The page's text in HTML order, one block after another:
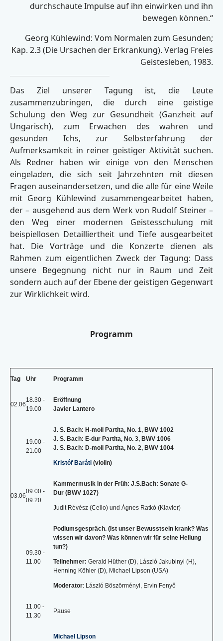
durchschaute Impulse auf ihn einwirken und ihn
bewegen können.“
Georg Kühlewind: Vom Normalen zum Gesunden;
Kap. 2.3 (Die Ursachen der Erkrankung). Verlag Freies
Geistesleben, 1983.
Das Ziel unserer Tagung ist, die Leute
zusammenzubringen, die durch eine geistige
Schulung den Weg zur Gesundheit (Ganzheit auf
Ungarisch), zum Erwachen des wahren und
gesunden Ichs, zur Selbsterfahrung der
Aufmerksamkeit in reiner geistiger Aktivität suchen.
Als Redner haben wir einige von den Menschen
eingeladen, die sich seit Jahrzehnten mit diesen
Fragen auseinandersetzen, und die alle für eine Weile
mit Georg Kühlewind zusammengearbeitet haben,
der – ausgehend aus dem Werk von Rudolf Steiner –
den Weg einer modernen Geistesschulung mit
beispiellosen Detailliertheit und Tiefe ausgearbeitet
hat. Die Vorträge und die Konzerte dienen als
Rahmen zum eigentlichen Zweck der Tagung: Dass
unsere Begegnung nicht nur in Raum und Zeit
sondern auch auf der Ebene der geistigen Gegenwart
zur Wirklichkeit wird.
Programm
Tag Uhr Programm
02.06
18.30 -
19.00
Eröffnung
Javier Lantero
19.00 -
21.00
J. S. Bach: H-moll Partita, No. 1, BWV 1002
J. S. Bach: E-dur Partita, No. 3, BWV 1006
J. S. Bach: D-moll Partita, No. 2, BWV 1004
Kristóf Baráti (violin)
03.06
09.00 -
09.20
Kammermusik in der Früh: J.S.Bach: Sonate G-
Dur (BWV 1027)
Judit Révész (Cello) und Ágnes Ratkó (Klavier)
09.30 -
11.00
Podiumsgespräch. (Ist unser Bewusstsein krank? Was
wissen wir davon? Was können wir für seine Heilung
tun?)
Teilnehmer: Gerald Hüther (D), László Jakubinyi (H),
Henning Köhler (D), Michael Lipson (USA)
Moderator: László Böszörményi, Ervin Fenyő
11.00 -
11.30
Pause
Michael Lipson